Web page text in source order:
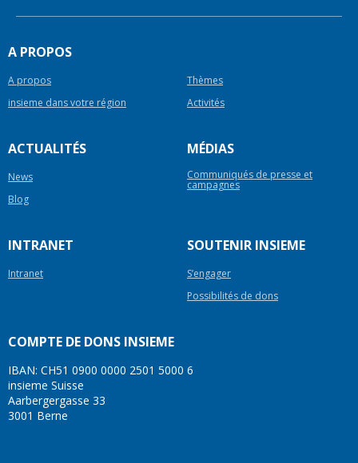
A PROPOS
A propos
Thèmes
insieme dans votre région
Activités
ACTUALITÉS
News
Blog
MÉDIAS
Communiqués de presse et
campagnes
INTRANET
Intranet
SOUTENIR INSIEME
S’engager
Possibilités de dons
COMPTE DE DONS INSIEME
IBAN: CH51 0900 0000 2501 5000 6
insieme Suisse
Aarbergergasse 33
3001 Berne